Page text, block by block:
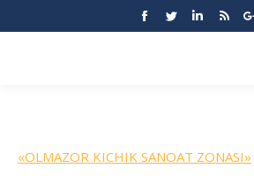
FacebookTwitterLinkedin
Rss
«OLMAZOR KICHIK SANOAT ZONASI»